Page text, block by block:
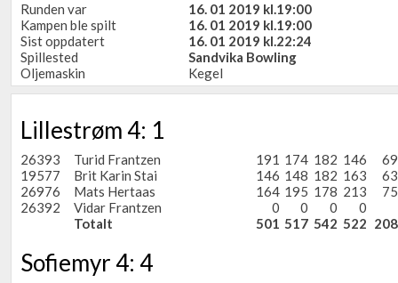
Runden var
16. 01 2019 kl.19:00
Kampen ble spilt
16. 01 2019 kl.19:00
Sist oppdatert
16. 01 2019 kl.22:24
Spillested
Sandvika Bowling
Oljemaskin
Kegel
Lillestrøm 4: 1
26393 Turid Frantzen 191 174 182 146
19577
Brit Karin Stai 146 148 182 163
26976
Mats Hertaas 164 195 178 213
26392
Vidar Frantzen 0 0 0
0
Totalt
501 517 542 522
Sofiemyr 4: 4